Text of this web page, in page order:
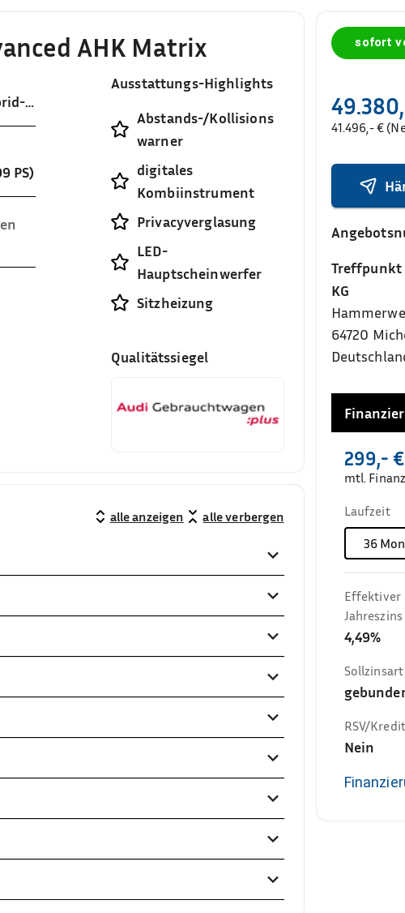
AHK Matrix
PlugIn Hybrid-Benzin
PS)
Ausstattungs-Highlights
Abstands-/Kollisions
warner
digitales
Kombiinstrument
Privacyverglasung
LED-
Hauptscheinwerfer
Sitzheizung
Qualitätssiegel
alle anzeigen alle verbergen
sofort
41.496,- €
Treffpunkt
KG
64720
299,- €
mtl.
Laufzeit
36
Effektiver
Jahreszins
4,49%
Sollzinsart
RSV/
Nein